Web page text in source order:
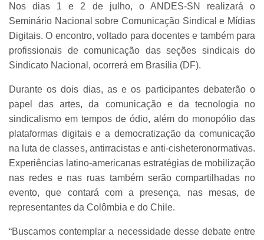
Nos dias 1 e 2 de julho, o ANDES-SN realizará o
Seminário Nacional sobre Comunicação Sindical e Mídias
Digitais. O encontro, voltado para docentes e também para
profissionais de comunicação das seções sindicais do
Sindicato Nacional, ocorrerá em Brasília (DF).
Durante os dois dias, as e os participantes debaterão o
papel das artes, da comunicação e da tecnologia no
sindicalismo em tempos de ódio, além do monopólio das
plataformas digitais e a democratização da comunicação
na luta de classes, antirracistas e anti-cisheteronormativas.
Experiências latino-americanas estratégias de mobilização
nas redes e nas ruas também serão compartilhadas no
evento, que contará com a presença, nas mesas, de
representantes da Colômbia e do Chile.
“Buscamos contemplar a necessidade desse debate entre